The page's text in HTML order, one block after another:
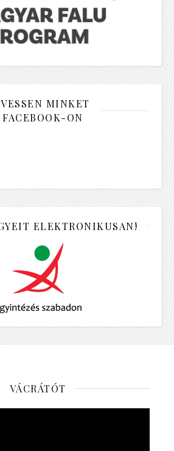
MINKET
FACEBOOK-ON
ELEKTRONIKUSAN!
VÁCRÁTÓT